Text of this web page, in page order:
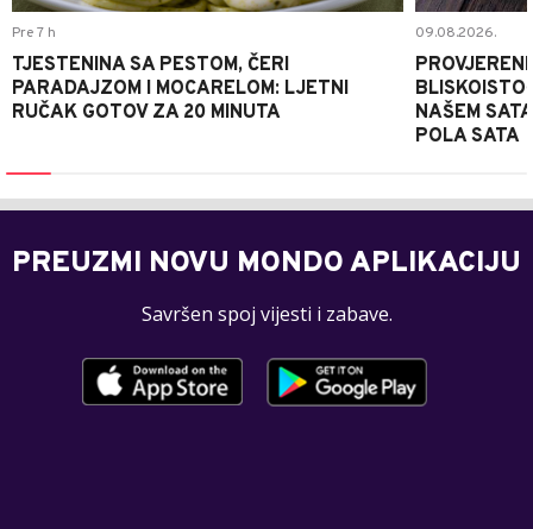
Pre 7 h
TJESTENINA SA PESTOM, ČERI
PARADAJZOM I MOCARELOM: LJETNI
RUČAK GOTOV ZA 20 MINUTA
09.08.2026.
NAŠEM
POLA SATA
PREUZMI NOVU MONDO APLIKACIJU
Savršen spoj vijesti i zabave.